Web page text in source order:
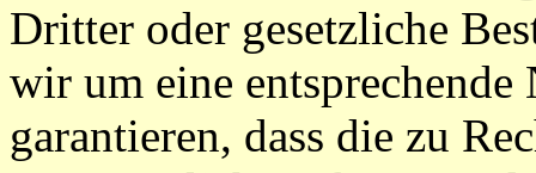
Dritter oder gesetzliche
wir um eine
garantieren, dass die zu